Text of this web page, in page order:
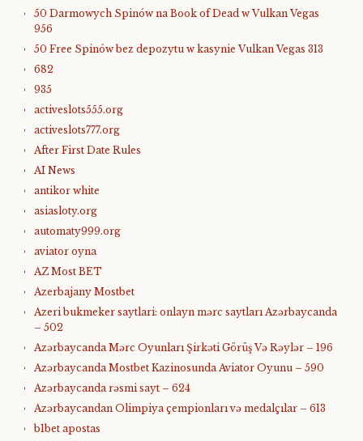
50 Darmowych Spinów na Book of Dead w Vulkan Vegas
956
50 Free Spinów bez depozytu w kasynie Vulkan Vegas 313
682
935
activeslots555.org
activeslots777.org
After First Date Rules
AI News
antikor white
asiasloty.org
automaty999.org
aviator oyna
AZ Most BET
Azerbajany Mostbet
Azeri bukmeker saytlari: onlayn mərc saytları Azərbaycanda
– 502
Azərbaycanda Mərc Oyunları Şirkəti Görüş Və Rəylər – 196
Azərbaycanda Mostbet Kazinosunda Aviator Oyunu – 590
Azərbaycanda rəsmi sayt – 624
Azərbaycandan Olimpiya çempionları və medalçılar – 613
b1bet apostas